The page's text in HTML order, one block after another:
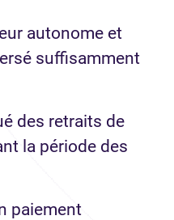
autonome et
suffisamment
des retraits de
la période des
paiement